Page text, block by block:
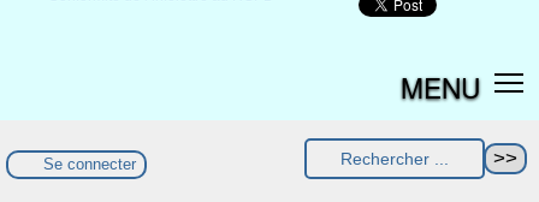
MENU
Se connecter